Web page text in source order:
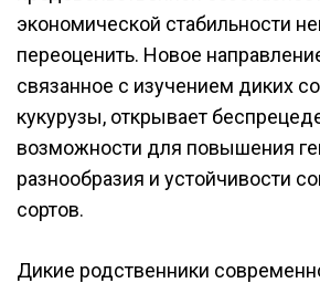
экономической стабильности
переоценить. Новое
связанное с изучением диких
кукурузы, открывает
возможности для повышения
разнообразия и устойчивости
сортов.
Дикие родственники